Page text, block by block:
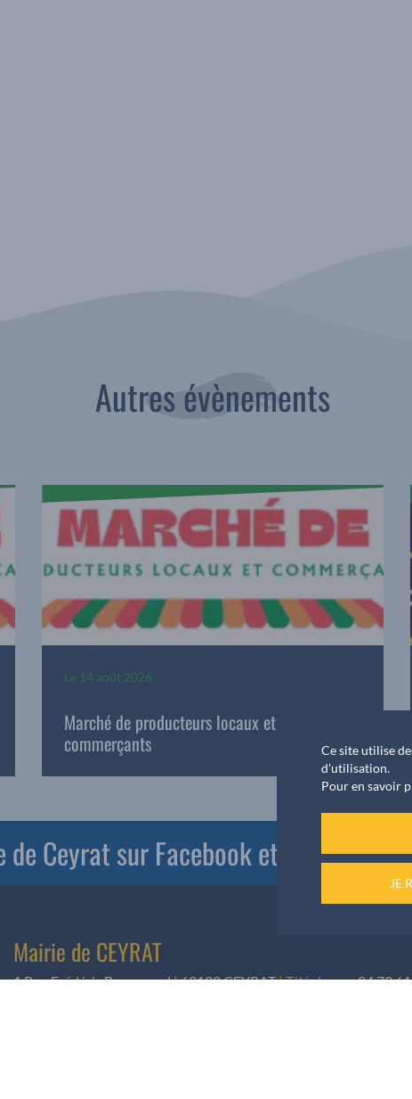
Autres évènements
Le 14 août 2026
Marché de producteurs locaux et
commerçants
Ceyrat sur Facebook et
Mairie de CEYRAT
1 Rue Frédéric Brunmurol|63122 CEYRAT|Téléphone:04 73
Ce site utilise
d'utilisation.
Pour en savoir
JE